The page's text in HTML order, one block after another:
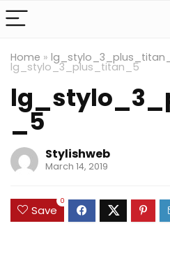
Home »
lg_stylo_3_plus_titan_5
_5
Stylishweb
March 14, 2019
Save
0